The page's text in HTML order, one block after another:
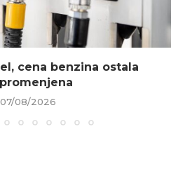
cena benzina ostala
07/08/2026